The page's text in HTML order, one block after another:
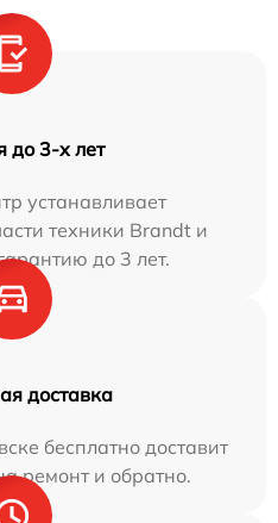
до 3-х лет
устанавливает
техники Brandt и
до 3 лет.
доставка
бесплатно доставит
ремонт и обратно.